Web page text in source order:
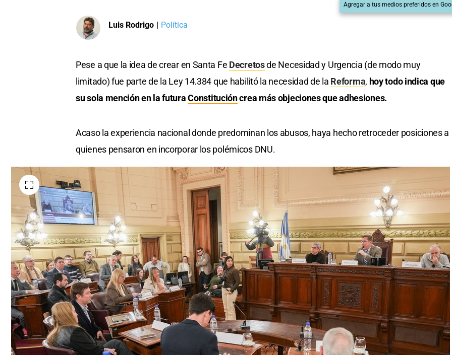
Agregar a tus medios preferidos en
Luis Rodrigo | Política
Pese a que la idea de crear en Santa Fe Decretosde Necesidad y Urgencia (de modo muy
limitado) fue parte de la Ley 14.384 que habilitó la necesidad de la Reforma, hoy todo indica que
su sola mención en la futuraConstitucióncrea más objeciones que adhesiones.
Acaso la experiencia nacional donde predominan los abusos, haya hecho retroceder posiciones a
quienes pensaron en incorporar los polémicos DNU.